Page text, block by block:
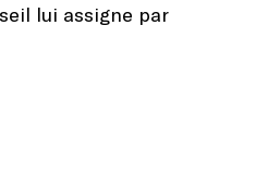
lui assigne par